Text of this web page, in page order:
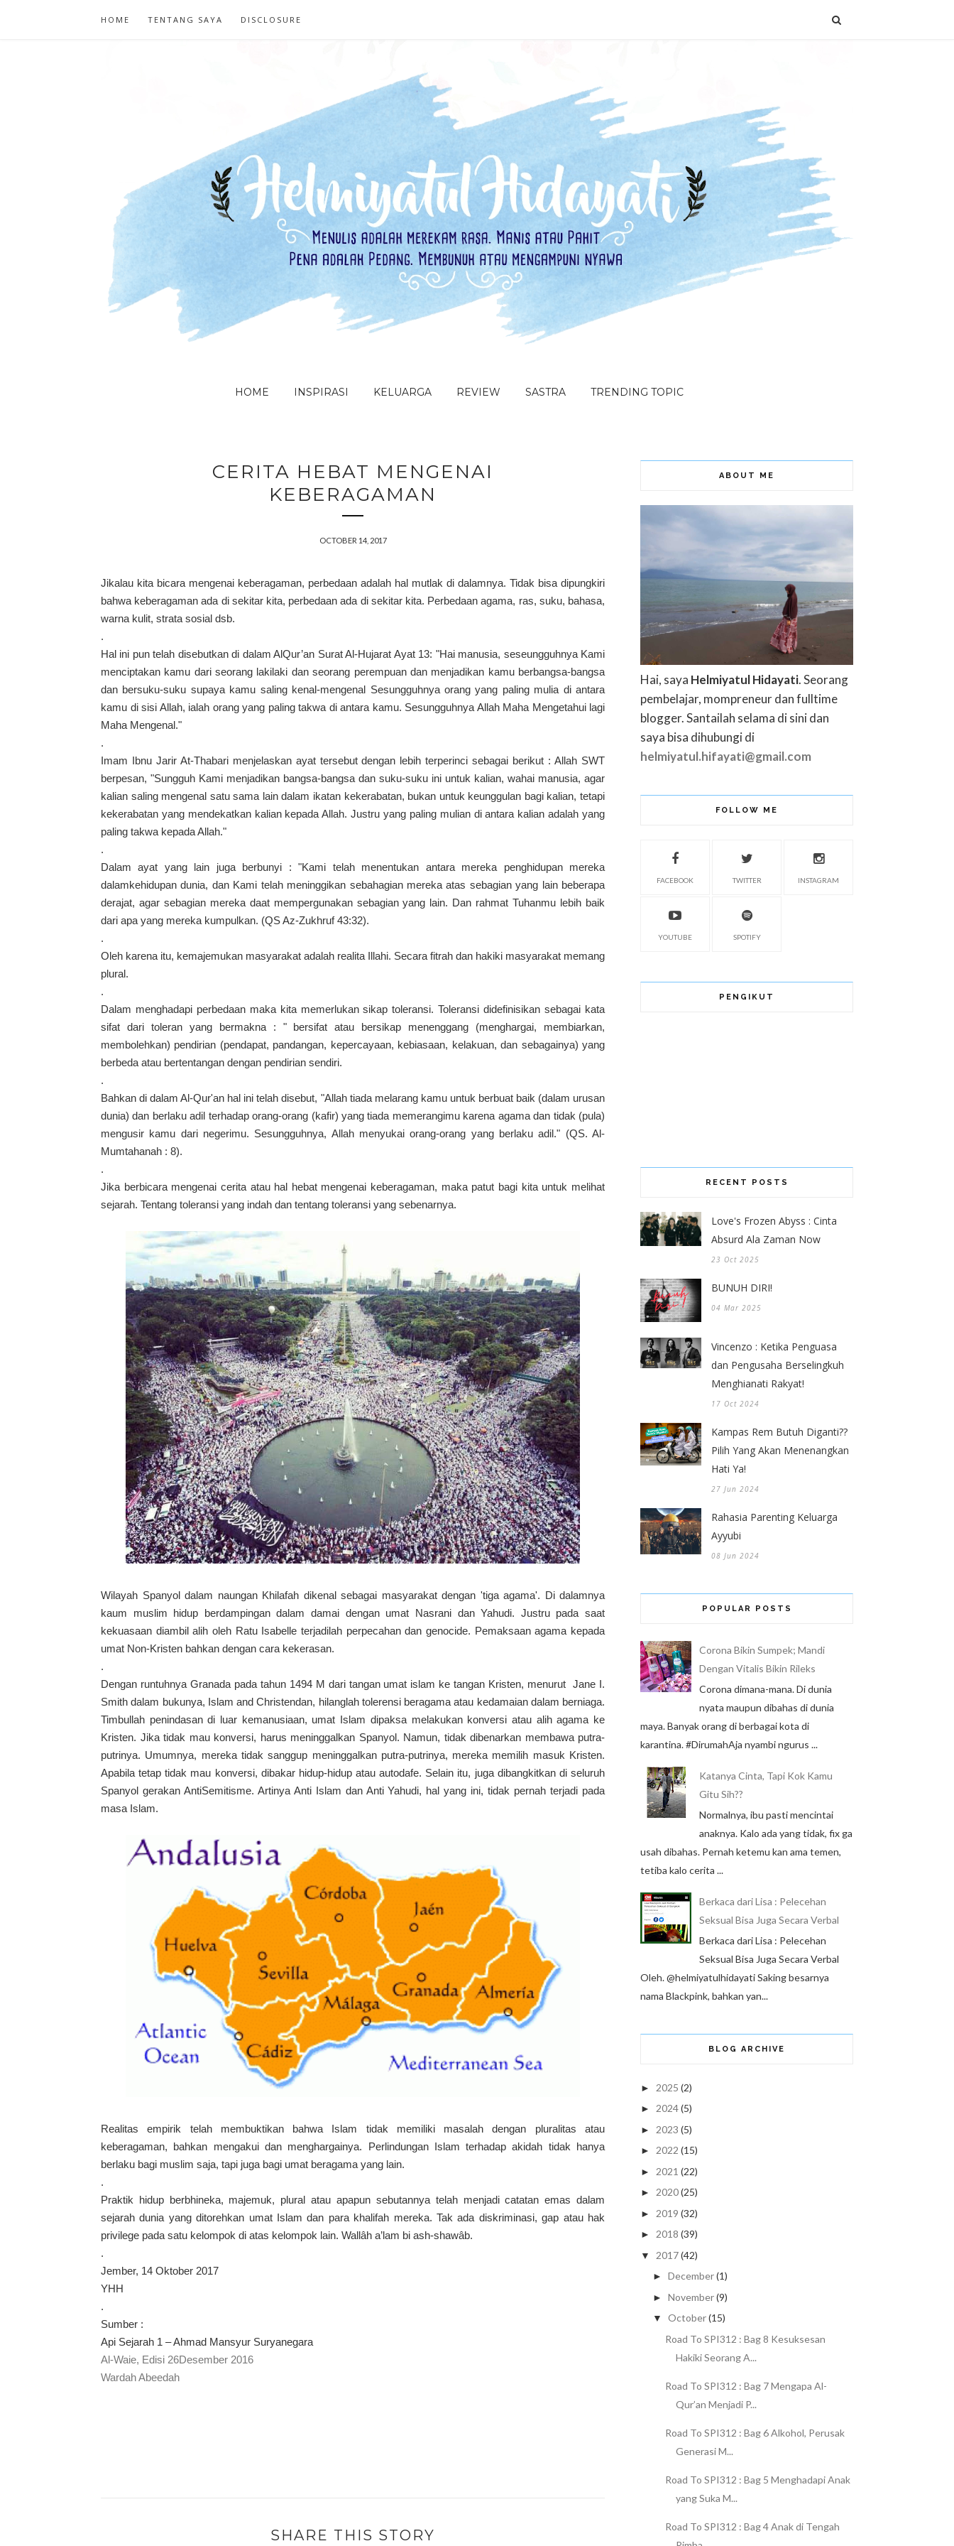
HOME TENTANG SAYA DISCLOSURE
HOME INSPIRASI KELUARGA REVIEW SASTRA TRENDING TOPIC
CERITA HEBAT MENGENAI
KEBERAGAMAN
OCTOBER 14, 2017
Jikalau kita bicara mengenai keberagaman, perbedaan adalah hal mutlak di dalamnya. Tidak bisa dipungkiri
bahwa keberagaman ada di sekitar kita, perbedaan ada di sekitar kita. Perbedaan agama, ras, suku, bahasa,
warna kulit, strata sosial dsb.
.
Hal ini pun telah disebutkan di dalam AlQur’an Surat Al-Hujarat Ayat 13: "Hai manusia, seseungguhnya Kami
menciptakan kamu dari seorang lakilaki dan seorang perempuan dan menjadikan kamu berbangsa-bangsa
dan bersuku-suku supaya kamu saling kenal-mengenal Sesungguhnya orang yang paling mulia di antara
kamu di sisi Allah, ialah orang yang paling takwa di antara kamu. Sesungguhnya Allah Maha Mengetahui lagi
Maha Mengenal."
.
Imam Ibnu Jarir At-Thabari menjelaskan ayat tersebut dengan lebih terperinci sebagai berikut : Allah SWT
berpesan, "Sungguh Kami menjadikan bangsa-bangsa dan suku-suku ini untuk kalian, wahai manusia, agar
kalian saling mengenal satu sama lain dalam ikatan kekerabatan, bukan untuk keunggulan bagi kalian, tetapi
kekerabatan yang mendekatkan kalian kepada Allah. Justru yang paling mulian di antara kalian adalah yang
paling takwa kepada Allah."
.
Dalam ayat yang lain juga berbunyi : "Kami telah menentukan antara mereka penghidupan mereka
dalamkehidupan dunia, dan Kami telah meninggikan sebahagian mereka atas sebagian yang lain beberapa
derajat, agar sebagian mereka daat mempergunakan sebagian yang lain. Dan rahmat Tuhanmu lebih baik
dari apa yang mereka kumpulkan. (QS Az-Zukhruf 43:32).
.
Oleh karena itu, kemajemukan masyarakat adalah realita Illahi. Secara fitrah dan hakiki masyarakat memang
plural.
.
Dalam menghadapi perbedaan maka kita memerlukan sikap toleransi. Toleransi didefinisikan sebagai kata
sifat dari toleran yang bermakna : " bersifat atau bersikap menenggang (menghargai, membiarkan,
membolehkan) pendirian (pendapat, pandangan, kepercayaan, kebiasaan, kelakuan, dan sebagainya) yang
berbeda atau bertentangan dengan pendirian sendiri.
.
Bahkan di dalam Al-Qur'an hal ini telah disebut, "Allah tiada melarang kamu untuk berbuat baik (dalam urusan
dunia) dan berlaku adil terhadap orang-orang (kafir) yang tiada memerangimu karena agama dan tidak (pula)
mengusir kamu dari negerimu. Sesungguhnya, Allah menyukai orang-orang yang berlaku adil." (QS. Al-
Mumtahanah : 8).
.
Jika berbicara mengenai cerita atau hal hebat mengenai keberagaman, maka patut bagi kita untuk melihat
sejarah. Tentang toleransi yang indah dan tentang toleransi yang sebenarnya.
Wilayah Spanyol dalam naungan Khilafah dikenal sebagai masyarakat dengan 'tiga agama'. Di dalamnya
kaum muslim hidup berdampingan dalam damai dengan umat Nasrani dan Yahudi. Justru pada saat
kekuasaan diambil alih oleh Ratu Isabelle terjadilah perpecahan dan genocide. Pemaksaan agama kepada
umat Non-Kristen bahkan dengan cara kekerasan.
.
Dengan runtuhnya Granada pada tahun 1494 M dari tangan umat islam ke tangan Kristen, menurut Jane I.
Smith dalam bukunya, Islam and Christendan, hilanglah tolerensi beragama atau kedamaian dalam berniaga.
Timbullah penindasan di luar kemanusiaan, umat Islam dipaksa melakukan konversi atau alih agama ke
Kristen. Jika tidak mau konversi, harus meninggalkan Spanyol. Namun, tidak dibenarkan membawa putra-
putrinya. Umumnya, mereka tidak sanggup meninggalkan putra-putrinya, mereka memilih masuk Kristen.
Apabila tetap tidak mau konversi, dibakar hidup-hidup atau autodafe. Selain itu, juga dibangkitkan di seluruh
Spanyol gerakan AntiSemitisme. Artinya Anti Islam dan Anti Yahudi, hal yang ini, tidak pernah terjadi pada
masa Islam.
Realitas empirik telah membuktikan bahwa Islam tidak memiliki masalah dengan pluralitas atau
keberagaman, bahkan mengakui dan menghargainya. Perlindungan Islam terhadap akidah tidak hanya
berlaku bagi muslim saja, tapi juga bagi umat beragama yang lain.
.
Praktik hidup berbhineka, majemuk, plural atau apapun sebutannya telah menjadi catatan emas dalam
sejarah dunia yang ditorehkan umat Islam dan para khalifah mereka. Tak ada diskriminasi, gap atau hak
privilege pada satu kelompok di atas kelompok lain. Wallâh a’lam bi ash-shawâb.
.
Jember, 14 Oktober 2017
YHH
.
Sumber :
Api Sejarah 1 – Ahmad Mansyur Suryanegara
Al-Waie, Edisi 26Desember 2016
Wardah Abeedah
SHARE THIS STORY
ABOUT ME
Hai, saya Helmiyatul Hidayati. Seorang
pembelajar, mompreneur dan fulltime
blogger. Santailah selama di sini dan
saya bisa dihubungi di
helmiyatul.hifayati@gmail.com
FOLLOW ME
FACEBOOK TWITTER INSTAGRAM
YOUTUBE SPOTIFY
PENGIKUT
RECENT POSTS
Love's Frozen Abyss : Cinta
Absurd Ala Zaman Now
23 Oct 2025
BUNUH DIRI!
04 Mar 2025
Vincenzo : Ketika Penguasa
dan Pengusaha Berselingkuh
Menghianati Rakyat!
17 Oct 2024
Kampas Rem Butuh Diganti??
Pilih Yang Akan Menenangkan
Hati Ya!
27 Jun 2024
Rahasia Parenting Keluarga
Ayyubi
08 Jun 2024
POPULAR POSTS
Corona Bikin Sumpek; Mandi
Dengan Vitalis Bikin Rileks
Corona dimana-mana. Di dunia
nyata maupun dibahas di dunia
maya. Banyak orang di berbagai kota di
karantina. #DirumahAja nyambi ngurus ...
Katanya Cinta, Tapi Kok Kamu
Gitu Sih??
Normalnya, ibu pasti mencintai
anaknya. Kalo ada yang tidak, fix ga
usah dibahas. Pernah ketemu kan ama temen,
tetiba kalo cerita ...
Berkaca dari Lisa : Pelecehan
Seksual Bisa Juga Secara Verbal
Berkaca dari Lisa : Pelecehan
Seksual Bisa Juga Secara Verbal
Oleh. @helmiyatulhidayati Saking besarnya
nama Blackpink, bahkan yan...
BLOG ARCHIVE
► 2025 (2)
► 2024(5)
► 2023 (5)
► 2022 (15)
► 2021 (22)
► 2020(25)
► 2019 (32)
► 2018 (39)
▼ 2017(42)
► December(1)
► November(9)
▼ October(15)
Road To SPI312 : Bag 8 Kesuksesan
Hakiki Seorang A...
Road To SPI312 : Bag 7 Mengapa Al-
Qur’an Menjadi P...
Road To SPI312 : Bag 6 Alkohol, Perusak
Generasi M...
Road To SPI312 : Bag 5 Menghadapi Anak
yang Suka M...
Road To SPI312 : Bag 4 Anak di Tengah